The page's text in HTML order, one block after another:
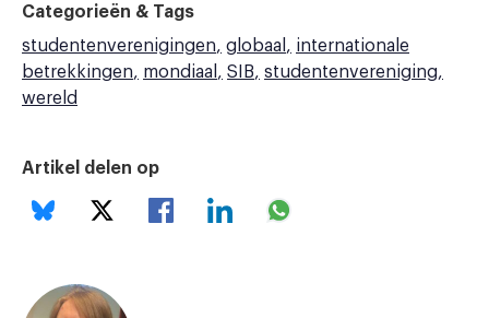
Categorieën & Tags
studentenverenigingen
globaal
internationale
betrekkingen
mondiaal SIB
studentenvereniging
wereld
Artikel delen op